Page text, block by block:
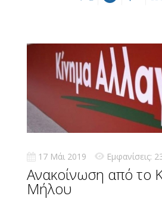
17 Μάι 2019 Εμφανίσεις:
Ανακοίνωση από το
Μήλου